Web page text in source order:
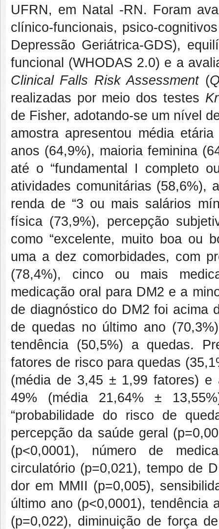
UFRN, em Natal -RN. Foram
clínico-funcionais, psico-
Depressão Geriátrica-GDS),
funcional (WHODAS 2.0) e a
Clinical Falls Risk Assessment (
realizadas por meio dos testes
de Fisher, adotando-se um nível
amostra apresentou média
anos (64,9%), maioria feminina
até o “fundamental I completo
atividades comunitárias (58,6%),
renda de “3 ou mais salários
física (73,9%), percepção
como “excelente, muito boa ou
uma a dez comorbidades, com
(78,4%), cinco ou mais
medicação oral para DM2 e a
de diagnóstico do DM2 foi acima
de quedas no último ano
tendência (50,5%) a quedas.
fatores de risco para quedas
(média de 3,45 ± 1,99 fatores)
49% (média 21,64% ±
“probabilidade do risco de
percepção da saúde geral
(p<0,0001), número de
circulatório (p=0,021), tempo de
dor em MMII (p=0,005),
último ano (p<0,0001), tendência
(p=0,022), diminuição de força